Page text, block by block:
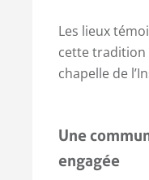
Les lieux
cette tradition
chapelle de
Une
engagée